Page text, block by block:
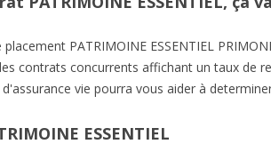
placement PATRIMOINE ESSENTIEL
contrats concurrents affichant un taux de
vie pourra vous aider à
ESSENTIEL